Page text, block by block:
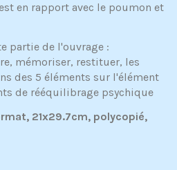
en rapport avec le poumon et
partie de l'ouvrage :
mémoriser, restituer, les
des 5 éléments sur l'élément
de rééquilibrage psychique
21x29.7cm, polycopié,